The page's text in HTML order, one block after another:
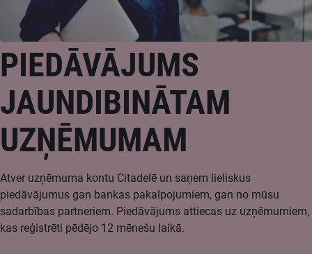
PIEDĀVĀJUMS
JAUNDIBINĀTAM
UZŅĒMUMAM
Atver uzņēmuma kontu Citadelē un saņem lieliskus
piedāvājumus gan bankas pakalpojumiem, gan no mūsu
sadarbības partneriem. Piedāvājums attiecas uz uzņēmumiem,
kas reģistrēti pēdējo 12 mēnešu laikā.